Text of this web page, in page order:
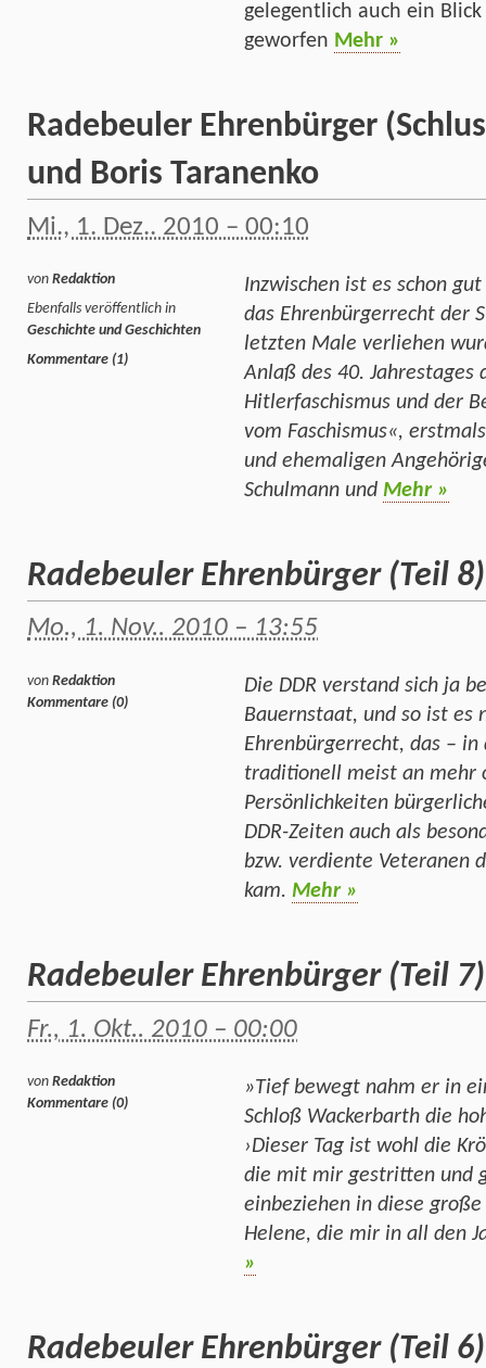
gelegentlich auch ein
geworfen Mehr »
Radebeuler Ehrenbürger
und Boris Taranenko
Mi., 1. Dez.. 2010 – 00:10
Inzwischen ist es schon
das Ehrenbürgerrecht der
letzten Male verliehen
Anlaß des 40. Jahrestages
Hitlerfaschismus und der
vom Faschismus«,
und ehemaligen
Schulmann und Mehr »
von Redaktion
Ebenfalls veröffentlich in
Geschichte und Geschichten
Kommentare (1)
Radebeuler Ehrenbürger (Teil
Mo., 1. Nov.. 2010 – 13:55
Die DDR verstand sich ja
Bauernstaat, und so ist es
Ehrenbürgerrecht, das –
traditionell meist an mehr
Persönlichkeiten
DDR-Zeiten auch als
bzw. verdiente Veteranen
kam. Mehr »
von Redaktion
Kommentare (0)
Radebeuler Ehrenbürger (Teil
Fr., 1. Okt.. 2010 – 00:00
»Tief bewegt nahm er in
Schloß Wackerbarth die
›Dieser Tag ist wohl die
die mit mir gestritten und
einbeziehen in diese
Helene, die mir in all den
»
von Redaktion
Kommentare (0)
Radebeuler Ehrenbürger (Teil